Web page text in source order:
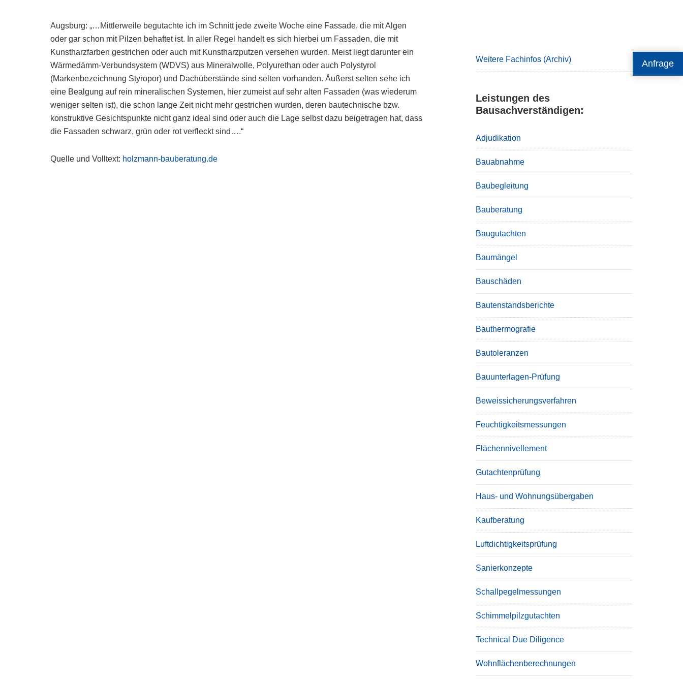
Anfrage
Augsburg: „…Mittlerweile begutachte ich im Schnitt jede zweite Woche eine Fassade, die mit Algen
oder gar schon mit Pilzen behaftet ist. In aller Regel handelt es sich hierbei um Fassaden, die mit
Kunstharzfarben gestrichen oder auch mit Kunstharzputzen versehen wurden. Meist liegt darunter ein
Wärmedämm-Verbundsystem (WDVS) aus Mineralwolle, Polyurethan oder auch Polystyrol
(Markenbezeichnung Styropor) und Dachüberstände sind selten vorhanden. Äußerst selten sehe ich
eine Bealgung auf rein mineralischen Systemen, hier zumeist auf sehr alten Fassaden (was wiederum
weniger selten ist), die schon lange Zeit nicht mehr gestrichen wurden, deren bautechnische bzw.
konstruktive Gesichtspunkte nicht ganz ideal sind oder auch die Lage selbst dazu beigetragen hat, dass
die Fassaden schwarz, grün oder rot verfleckt sind….“
Quelle und Volltext: holzmann-bauberatung.de
Weitere Fachinfos (Archiv)
Leistungen des
Bausachverständigen:
Adjudikation
Bauabnahme
Baubegleitung
Bauberatung
Baugutachten
Baumängel
Bauschäden
Bautenstandsberichte
Bauthermografie
Bautoleranzen
Bauunterlagen-Prüfung
Beweissicherungsverfahren
Feuchtigkeitsmessungen
Flächennivellement
Gutachtenprüfung
Haus- und Wohnungsübergaben
Kaufberatung
Luftdichtigkeitsprüfung
Sanierkonzepte
Schallpegelmessungen
Schimmelpilzgutachten
Technical Due Diligence
Wohnflächenberechnungen